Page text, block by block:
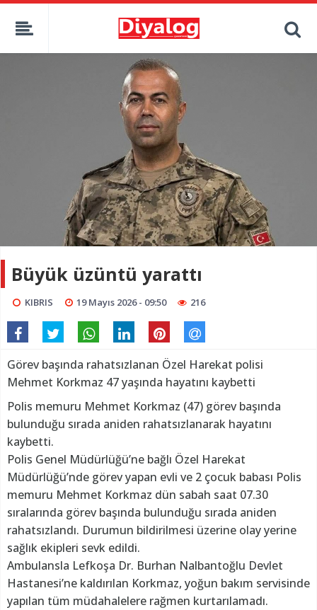
Büyük üzüntü yarattı
KIBRIS 19 Mayıs 2026 - 09:50 216
Görev başında rahatsızlanan Özel Harekat polisi
Mehmet Korkmaz 47 yaşında hayatını kaybetti
Polis memuru Mehmet Korkmaz (47) görev başında
bulunduğu sırada aniden rahatsızlanarak hayatını
kaybetti.
Polis Genel Müdürlüğü’ne bağlı Özel Harekat
Müdürlüğü’nde görev yapan evli ve 2 çocuk babası Polis
memuru Mehmet Korkmaz dün sabah saat 07.30
sıralarında görev başında bulunduğu sırada aniden
rahatsızlandı. Durumun bildirilmesi üzerine olay yerine
sağlık ekipleri sevk edildi.
Ambulansla Lefkoşa Dr. Burhan Nalbantoğlu Devlet
Hastanesi’ne kaldırılan Korkmaz, yoğun bakım servisinde
yapılan tüm müdahalelere rağmen kurtarılamadı.